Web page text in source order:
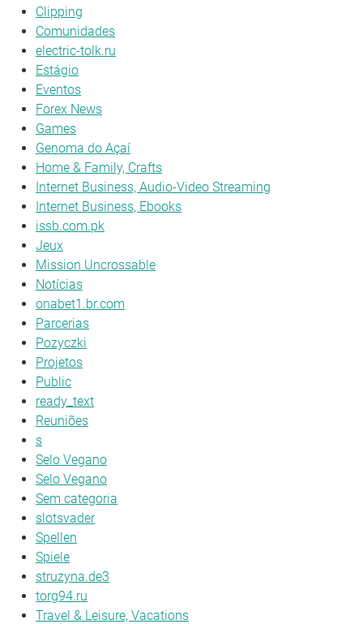
Clipping
Comunidades
electric-tolk.ru
Estágio
Eventos
Forex News
Games
Genoma do Açaí
Home & Family, Crafts
Internet Business, Audio-Video Streaming
Internet Business, Ebooks
issb.com.pk
Jeux
Mission Uncrossable
Notícias
onabet1.br.com
Parcerias
Pozyczki
Projetos
Public
ready_text
Reuniões
s
Selo Vegano
Selo Vegano
Sem categoria
slotsvader
Spellen
Spiele
struzyna.de3
torg94.ru
Travel & Leisure, Vacations